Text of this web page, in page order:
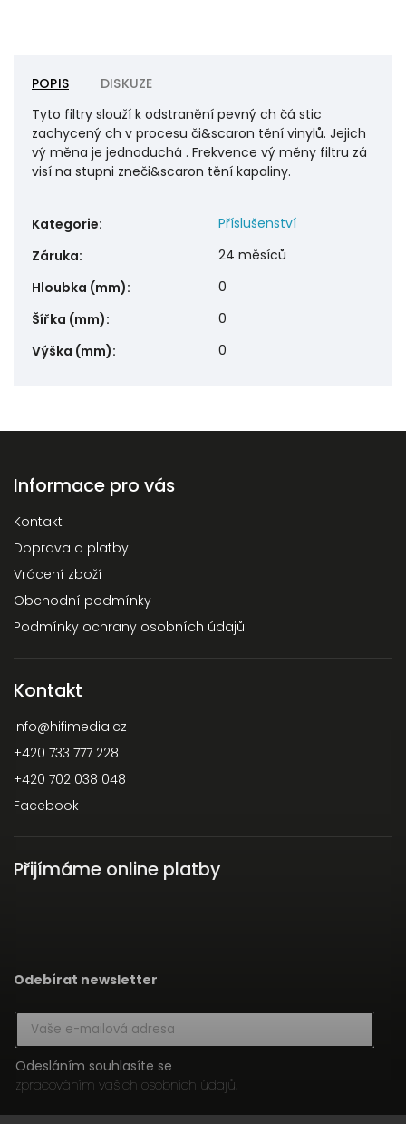
POPIS
DISKUZE
Tyto filtry slouží k odstranění pevný ch čá stic
zachycený ch v procesu či&scaron tění vinylů. Jejich
vý měna je jednoduchá . Frekvence vý měny filtru zá
visí na stupni zneči&scaron tění kapaliny.
Kategorie:
Příslušenství
Záruka:
24 měsíců
Hloubka (mm):
0
Šířka (mm):
0
Výška (mm): 0
Informace pro vás
Kontakt
Doprava a platby
Vrácení zboží
Obchodní podmínky
Podmínky ochrany osobních údajů
Kontakt
info@hifimedia.cz
+420 733 777 228
+420 702 038 048
Facebook
Přijímáme online platby
Odebírat newsletter
Odesláním souhlasíte se
zpracováním vašich osobních údajů.